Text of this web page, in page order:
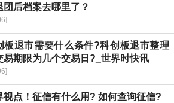
团后档案去哪里了？
板退市需要什么条件?科创板退市整理
易期限为几个交易日?_世界时快讯
视点！征信有什么用? 如何查询征信?